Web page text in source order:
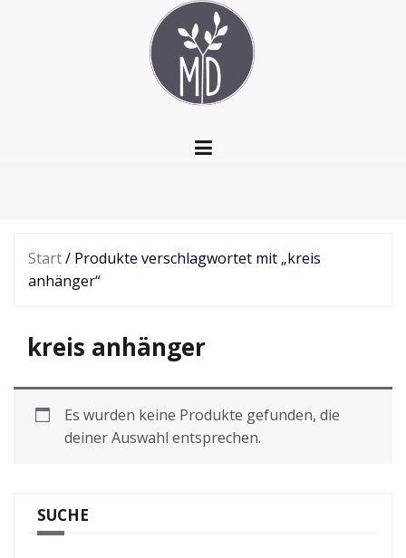
Start/ Produkte verschlagwortet mit „kreis
anhänger“
kreis anhänger
Es wurden keine Produkte gefunden, die
deiner Auswahl entsprechen.
SUCHE